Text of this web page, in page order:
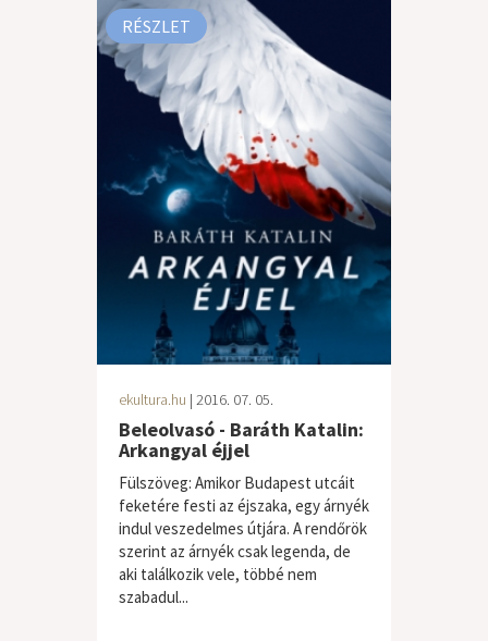
RÉSZLET
ekultura.hu | 2016. 07. 05.
Beleolvasó - Baráth Katalin:
Arkangyal éjjel
Fülszöveg: Amikor Budapest utcáit
feketére festi az éjszaka, egy árnyék
indul veszedelmes útjára. A rendőrök
szerint az árnyék csak legenda, de
aki találkozik vele, többé nem
szabadul...